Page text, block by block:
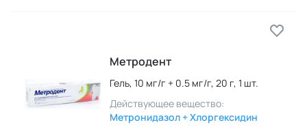
Метродент
Гель, 10 мг/г + 0.5 мг/г, 20 г, 1 шт.
Действующее вещество:
Метронидазол + Хлоргексидин